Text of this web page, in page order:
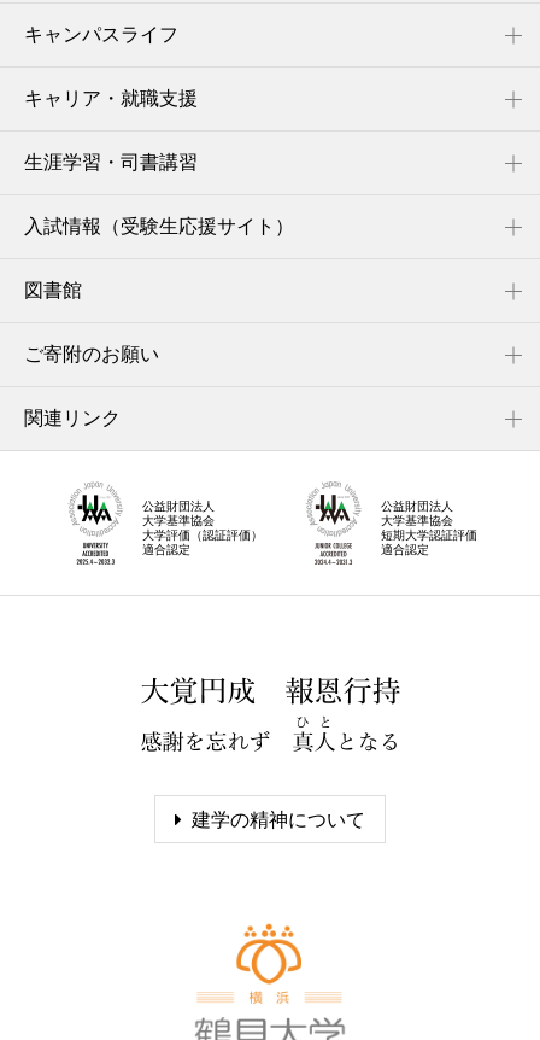
キャンパスライフ
キャリア・就職支援
生涯学習・司書講習
入試情報（受験生応援サイト）
図書館
ご寄附のお願い
関連リンク
公益財団法人
大学基準協会
大学評価（認証評価）
適合認定
公益財団法人
大学基準協会
短期大学認証評価
適合認定
建学の精神について